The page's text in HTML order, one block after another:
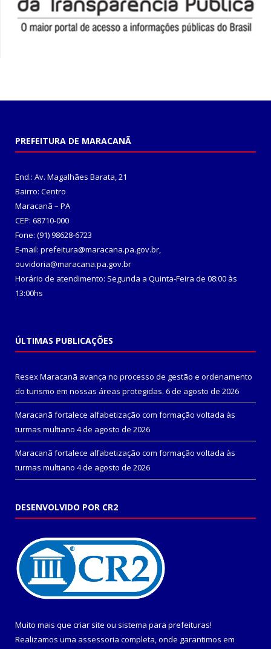
PREFEITURA DE MARACANÃ
End.: Av. Magalhães Barata, 21
Bairro: Centro
Maracanã – PA
CEP: 68710-000
Fone: (91) 98628-6723
E-mail: prefeitura@maracana.pa.gov.br,
ouvidoria@maracana.pa.gov.br
Horário de atendimento: Segunda a Quinta-Feira de 08:00 às
13:00hs
ÚLTIMAS PUBLICAÇÕES
Resex Maracanã avança no processo de gestão e ordenamento
do turismo em nossas áreas protegidas. 6 de agosto de 2026
Maracanã fortalece alfabetização com formação voltada às
turmas multiano 4 de agosto de 2026
Maracanã fortalece alfabetização com formação voltada às
turmas multiano 4 de agosto de 2026
DESENVOLVIDO POR CR2
Muito mais que criar site ou sistema para prefeituras!
Realizamos uma assessoria completa, onde garantimos em